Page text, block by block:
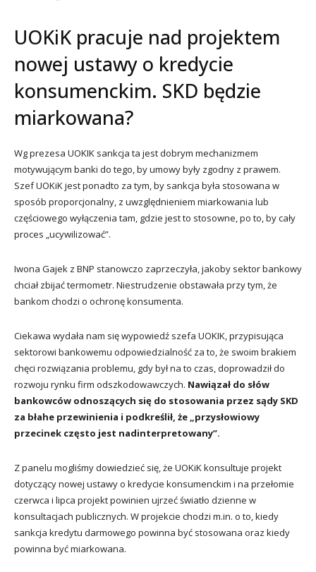
UOKiK pracuje nad projektem
nowej ustawy o kredycie
konsumenckim. SKD będzie
miarkowana?
Wg prezesa UOKIK sankcja ta jest dobrym mechanizmem
motywującym banki do tego, by umowy były zgodny z prawem.
Szef UOKiK jest ponadto za tym, by sankcja była stosowana w
sposób proporcjonalny, z uwzględnieniem miarkowania lub
częściowego wyłączenia tam, gdzie jest to stosowne, po to, by cały
proces „ucywilizować”.
Iwona Gajek z BNP stanowczo zaprzeczyła, jakoby sektor bankowy
chciał zbijać termometr. Niestrudzenie obstawała przy tym, że
bankom chodzi o ochronę konsumenta.
Ciekawa wydała nam się wypowiedź szefa UOKIK, przypisująca
sektorowi bankowemu odpowiedzialność za to, że swoim brakiem
chęci rozwiązania problemu, gdy był na to czas, doprowadził do
rozwoju rynku firm odszkodowawczych. Nawiązał do słów
bankowców odnoszących się do stosowania przez sądy SKD
za błahe przewinienia i podkreślił, że „przysłowiowy
przecinek często jest nadinterpretowany”.
Z panelu mogliśmy dowiedzieć się, że UOKiK konsultuje projekt
dotyczący nowej ustawy o kredycie konsumenckim i na przełomie
czerwca i lipca projekt powinien ujrzeć światło dzienne w
konsultacjach publicznych. W projekcie chodzi m.in. o to, kiedy
sankcja kredytu darmowego powinna być stosowana oraz kiedy
powinna być miarkowana.